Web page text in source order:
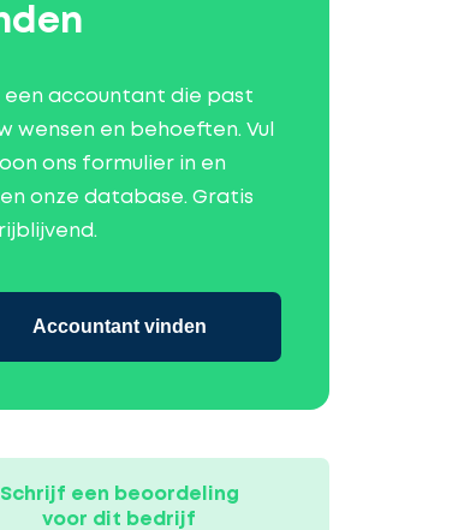
een accountant die past
wensen en behoeften. Vul
ons formulier in en
onze database. Gratis
Accountant vinden
Schrijf een beoordeling
voor dit bedrijf